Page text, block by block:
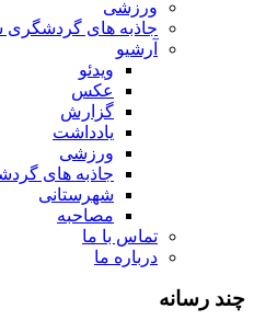
ورزشی
جاذبه های
آرشیو
ویدئو
عکس
گزارش
یادداشت
ورزشی
جاذبه های
شهرستانی
مصاحبه
تماس با ما
درباره ما
چند رسانه